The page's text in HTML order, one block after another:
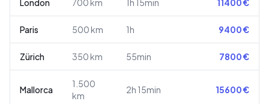
London 700 km 1h 15min 11400€
Paris 500 km 1h 9400€
Zürich 350 km 55min 7800€
Mallorca
1.500
km
2h 15min 15600€